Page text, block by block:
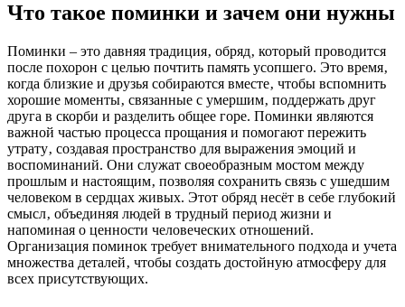
Что такое поминки и зачем они нужны
Поминки – это давняя традиция‚ обряд‚ который проводится
после похорон с целью почтить память усопшего. Это время‚
когда близкие и друзья собираются вместе‚ чтобы вспомнить
хорошие моменты‚ связанные с умершим‚ поддержать друг
друга в скорби и разделить общее горе. Поминки являются
важной частью процесса прощания и помогают пережить
утрату‚ создавая пространство для выражения эмоций и
воспоминаний. Они служат своеобразным мостом между
прошлым и настоящим‚ позволяя сохранить связь с ушедшим
человеком в сердцах живых. Этот обряд несёт в себе глубокий
смысл‚ объединяя людей в трудный период жизни и
напоминая о ценности человеческих отношений.
Организация поминок требует внимательного подхода и учета
множества деталей‚ чтобы создать достойную атмосферу для
всех присутствующих.